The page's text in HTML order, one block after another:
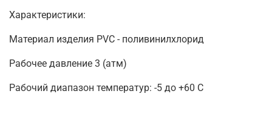
Характеристики:
Материал изделия PVC - поливинилхлорид
Рабочее давление 3 (атм)
Рабочий диапазон температур: -5 до +60 С